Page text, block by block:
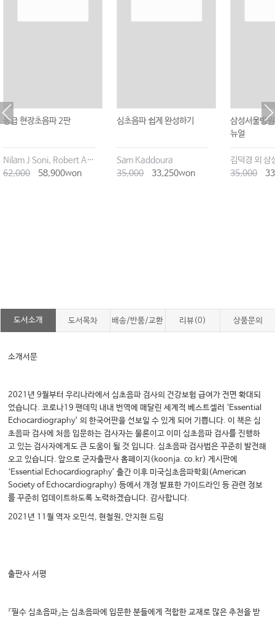
응급 현장초음파 2판
Nilam J Soni, Robert Arntfield, Pierre Kory
62,000
58,900won
심초음파 쉽게 완성하기
Sam Kaddoura
35,000
33,250won
삼성서울병
뉴얼
35,000
도서소개 도서목차 배송/반품/교환 리뷰(0) 상품문의
소개서문
2021년 9월부터 우리나라에서 심초음파 검사의 건강보험 급여가 전면 확대되
었습니다. 코로나19 팬데믹 내내 번역에 매달린 세계적 베스트셀러 ‘Essential
Echocardiography’ 의 한국어판을 선보일 수 있게 되어 기쁩니다. 이 책은 심
초음파 검사에 처음 입문하는 검사자는 물론이고 이미 심초음파 검사를 진행하
고 있는 검사자에게도 큰 도움이 될 것 입니다. 심초음파 검사법은 꾸준히 발전해
오고 있습니다. 앞으로 군자출판사 홈페이지(koonja. co.kr) 게시판에
‘Essential Echocardiography’ 출간 이후 미국심초음파학회(American
Society of Echocardiography) 등에서 개정 발표한 가이드라인 등 관련 정보
를 꾸준히 업데이트하도록 노력하겠습니다. 감사합니다.
2021년 11월 역자 오민석, 현철원, 안지현 드림
출판사 서평
『필수 심초음파』는 심초음파에 입문한 분들에게 적합한 교재로 많은 추천을 받